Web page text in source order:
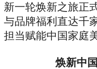
新一轮焕新之旅正
与品牌福利直达千
担当赋能中国家庭
焕新中